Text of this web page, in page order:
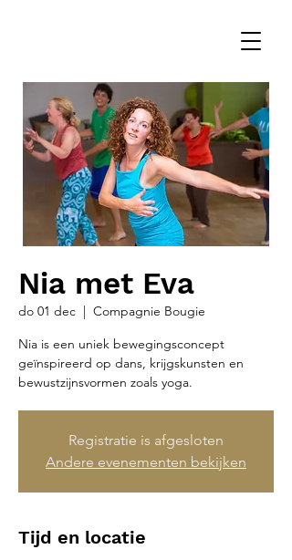
Nia met Eva
do 01 dec
  |
Compagnie Bougie
Nia is een uniek bewegingsconcept
geïnspireerd op dans, krijgskunsten en
bewustzijnsvormen zoals yoga.
Registratie is afgesloten
Andere evenementen bekijken
Tijd en locatie